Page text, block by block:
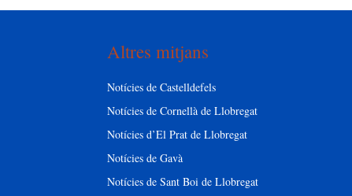
Altres mitjans
Notícies de Castelldefels
Notícies de Cornellà de Llobregat
Notícies d’El Prat de Llobregat
Notícies de Gavà
Notícies de Sant Boi de Llobregat